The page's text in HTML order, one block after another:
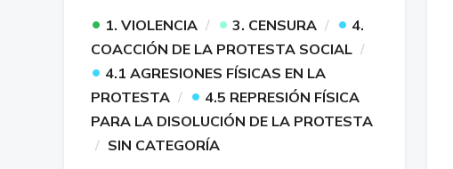
• 1. VIOLENCIA • 3. CENSURA • 4.
COACCIÓN DE LA PROTESTA SOCIAL
• 4.1 AGRESIONES FÍSICAS EN LA
PROTESTA
• 4.5 REPRESIÓN FÍSICA
PARA LA DISOLUCIÓN DE LA PROTESTA
SIN CATEGORÍA